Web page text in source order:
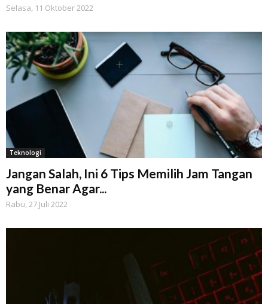
Selasa, 11 Oktober 2022
Teknologi
Jangan Salah, Ini 6 Tips Memilih Jam Tangan
yang Benar Agar...
Rabu, 27 Juli 2022